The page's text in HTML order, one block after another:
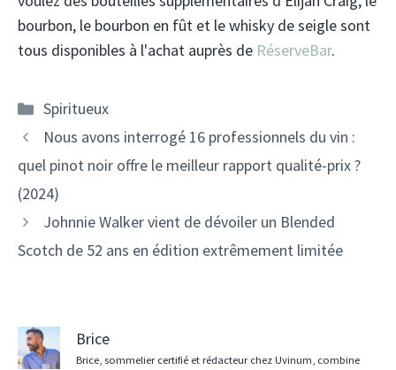
bourbon, le bourbon en fût et le whisky de seigle sont
tous disponibles à l'achat auprès de RéserveBar.
Catégories
Spiritueux
Navigation
des
Nous avons interrogé 16 professionnels du vin :
quel pinot noir offre le meilleur rapport qualité-prix ?
(2024)
Johnnie Walker vient de dévoiler un Blended
Scotch de 52 ans en édition extrêmement limitée
Brice
Brice, sommelier certifié et rédacteur chez Uvinum, combine